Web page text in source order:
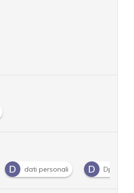
D Dpo G Gdpr G